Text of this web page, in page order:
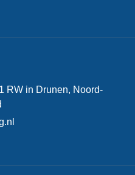
RW in Drunen, Noord-